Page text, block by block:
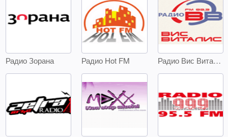
Радио Зорана Радио Hot FM Радио Вис Виталис